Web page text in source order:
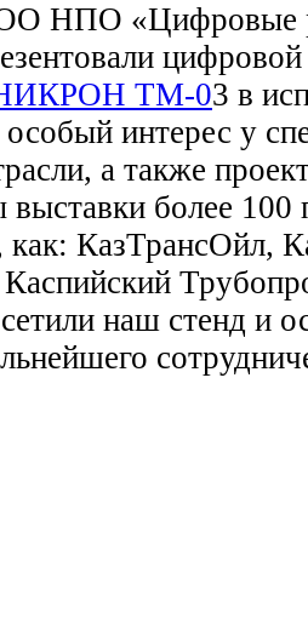
НПО «Цифровые
цифровой
ТМ-03 в
интерес у
а также
более 100
как: КазТрансОйл,
наш стенд и